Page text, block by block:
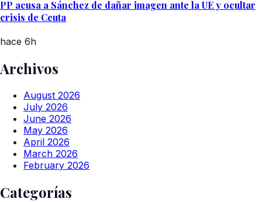
PP acusa a Sánchez de dañar imagen ante la UE y ocultar
crisis de Ceuta
hace 6h
Archivos
August 2026
July 2026
June 2026
May 2026
April 2026
March 2026
February 2026
Categorías